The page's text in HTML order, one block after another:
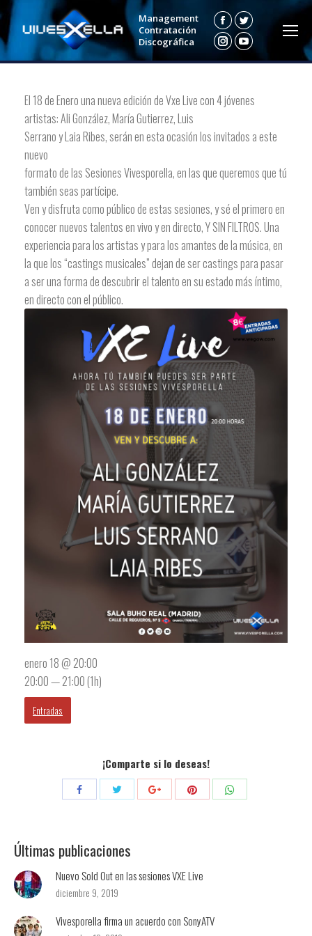
Management
Contratación
Discográfica
FacebookTwitter
Instagram
YouTube
El 18 de Enero una nueva edición de Vxe Live con 4 jóvenes
artistas: Ali González, María Gutierrez, Luis
Serrano y Laia Ribes, serán en esta ocasión los invitados a este
nuevo
formato de las Sesiones Vivesporella, en las que queremos que tú
también seas partícipe.
Ven y disfruta como público de estas sesiones, y sé el primero en
conocer nuevos talentos en vivo y en directo, Y SIN FILTROS. Una
experiencia para los artistas y para los amantes de la música, en
la que los “castings musicales” dejan de ser castings para pasar
a ser una forma de descubrir el talento en su estado más íntimo,
en directo con el público.
enero 18 @ 20:00
20:00 — 21:00(1h)
Entradas
¡Comparte si lo deseas!
Compartir CompartirCompartirCompartir
Últimas publicaciones
Nuevo Sold Out en las sesiones VXE Live
diciembre 9, 2019
Vivesporella firma un acuerdo con SonyATV